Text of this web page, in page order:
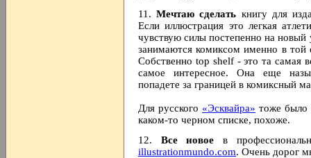
11. Мечтаю сделать книгу для
Если иллюстрация это легкая
чувствую силы постепенно на новый
занимаются комиксом именно в той
Собственно top shelf - это та самая
самое интересное. Она еще
попадете за границей в комиксный
Для русского «Эсквайра» тоже было
каком-то черном списке, похоже.
12. Все новое в
illustrationmundo.com. Очень дорог